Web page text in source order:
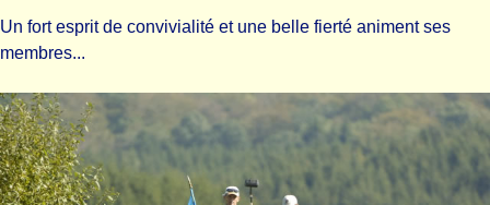
Un fort esprit de convivialité et une belle fierté animent ses
membres...